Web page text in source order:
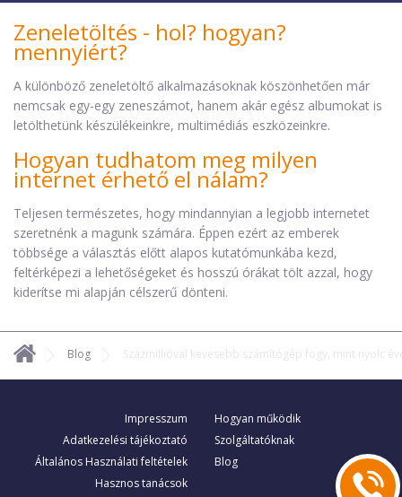
Zeneletöltés - hol? hogyan?
mennyiért?
A különböző zeneletöltő alkalmazásoknak köszönhetően már
nemcsak egy-egy zeneszámot, hanem akár egész albumokat is
letölthetünk készülékeinkre, multimédiás eszközeinkre.
Hogyan tudhatom meg milyen
internet érhető el nálam?
Teljesen természetes, hogy mindannyian a legjobb internetet
szeretnénk a magunk számára. Éppen ezért az emberek
többsége a választás előtt alapos kutatómunkába kezd,
feltérképezi a lehetőségeket és hosszú órákat tölt azzal, hogy
kiderítse mi alapján célszerű dönteni.
Blog Százmillióval kevesebb számítógép fogy, mint nyolc
Impresszum
Adatkezelési tájékoztató
Általános Használati feltételek
Hasznos tanácsok
Hogyan működik
Szolgáltatóknak
Blog